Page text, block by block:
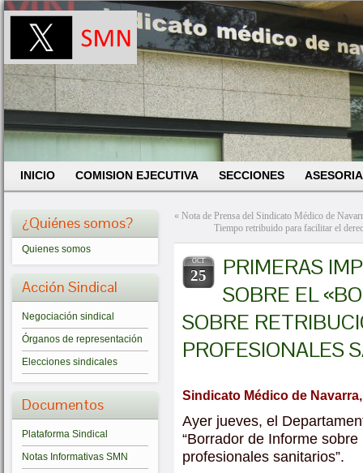
INICIO COMISION EJECUTIVA SECCIONES
¿Quiénes somos?
Quienes somos
Acción Sindical
Negociación sindical
Órganos de representación
Elecciones sindicales
Documentos
Plataforma Sindical
Notas Informativas SMN
« Nota de Prensa del Sindicato Médico de
Tiempo retribuido para facilitar el
OCT
25
PRIMERAS
SOBRE EL
SOBRE
PROFESIONALES
Sindicato Médico de
Ayer jueves, el
“Borrador de Informe
profesionales sanitarios”.